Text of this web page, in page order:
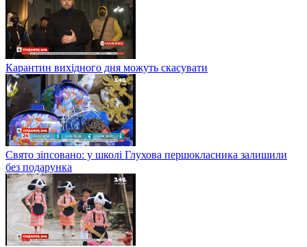
Карантин вихідного дня можуть скасувати
Свято зіпсовано: у школі Глухова першокласника залишили
без подарунка